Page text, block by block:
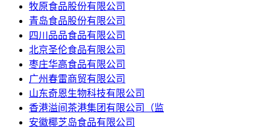
牧原食品股份有限公司
青岛食品股份有限公司
四川品品食品有限公司
北京圣伦食品有限公司
枣庄华高食品有限公司
广州春雷商贸有限公司
山东奇恩生物科技有限公司
香港溢间茶港集团有限公司（监
安徽椰芝岛食品有限公司